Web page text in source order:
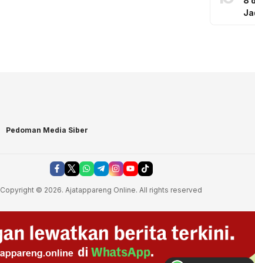
Pedoman Media Siber
Copyright © 2026. Ajatappareng Online. All rights reserved